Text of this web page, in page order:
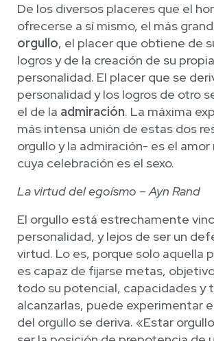
De los diversos placeres que el
ofrecerse a sí mismo, el más
orgullo, el placer que obtiene de
logros y de la creación de su propia
personalidad. El placer que se
personalidad y los logros de otro
el de la admiración. La máxima
más intensa unión de estas dos
orgullo y la admiración- es el
cuya celebración es el sexo.
La virtud del egoísmo – Ayn Rand
El orgullo está estrechamente
personalidad, y lejos de ser un
virtud. Lo es, porque solo aquella
es capaz de fijarse metas,
todo su potencial, capacidades y
alcanzarlas, puede experimentar
del orgullo se deriva. «Estar